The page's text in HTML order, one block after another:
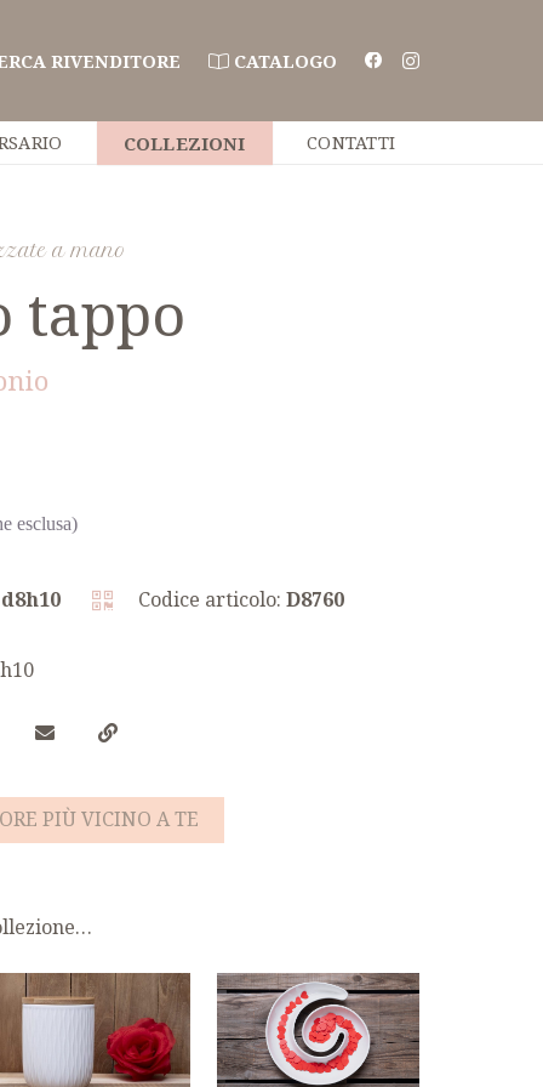
RIVENDITORE CATALOGO
COLLEZIONI CONTATTI
a mano
tappo
esclusa)
d8h10 Codice articolo: D8760
PIÙ VICINO A TE